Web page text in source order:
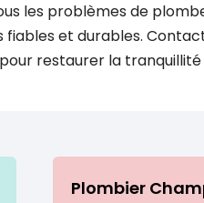
les problèmes de
et durables.
restaurer la
Plombier